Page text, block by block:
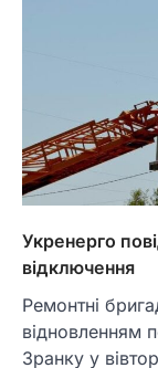
Укренерго
відключення
Ремонтні
відновленням
Зранку у